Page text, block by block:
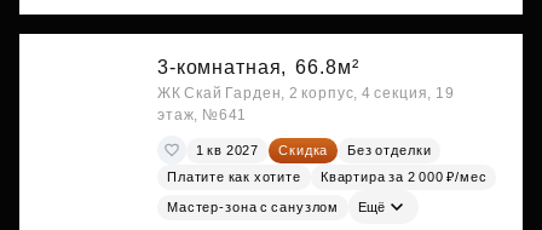
3-комнатная, 66.8м²
ЖК Скай Гарден, 2 корпус, 4 секция, 19
этаж, №641
1 кв 2027 Скидка
Без отделки
Платите как хотите
Квартира за 2 000 ₽/мес
Мастер-зона с санузлом Ещё